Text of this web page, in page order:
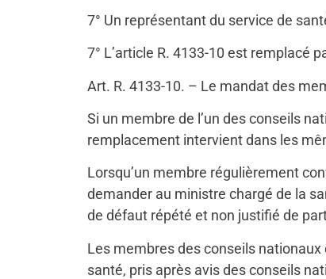
7° Un représentant du service de
7° L’article R. 4133-10 est remplacé
Art. R. 4133-10. – Le mandat des
Si un membre de l’un des conseils
remplacement intervient dans les
Lorsqu’un membre régulièrement
demander au ministre chargé de la
de défaut répété et non justifié de
Les membres des conseils
santé, pris après avis des conseils